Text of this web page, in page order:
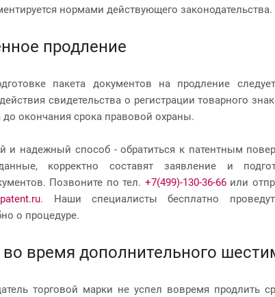
нормами действующего законодательства.
продление
пакета документов на продление
свидетельства о регистрации товарного
до окончания срока правовой охраны.
и надежный способ - обратиться к патентным
корректно составят заявление и
Позвоните по тел. +7(499)-130-36-66или
. Наши специалисты бесплатно проведут
о процедуре.
время дополнительного
торговой марки не успел вовремя продлить